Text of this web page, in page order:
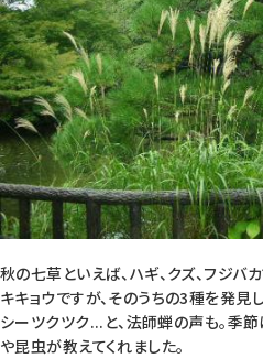
秋の七草といえば、ハギ、クズ、フジバ
キキョウですが、そのうちの3種を発見
シーツクツク...と、法師蝉の声も。季
や昆虫が教えてくれました。